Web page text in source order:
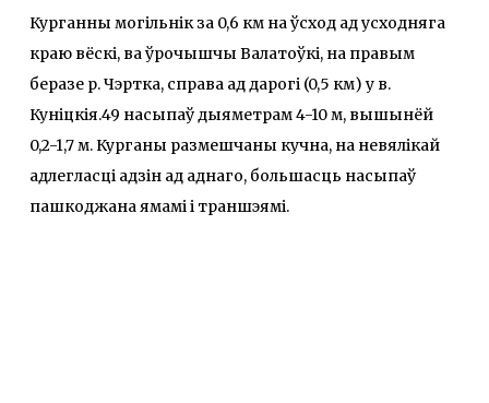
Курганны могільнік за 0,6 км на ўсход ад усходняга
краю вёскі, ва ўрочышчы Валатоўкі, на правым
беразе р. Чэртка, справа ад дарогі (0,5 км) у в.
Куніцкія.49 насыпаў дыяметрам 4-10 м, вышынёй
0,2-1,7 м. Курганы размешчаны кучна, на невялікай
адлегласці адзін ад аднаго, большасць насыпаў
пашкоджана ямамі і траншэямі.